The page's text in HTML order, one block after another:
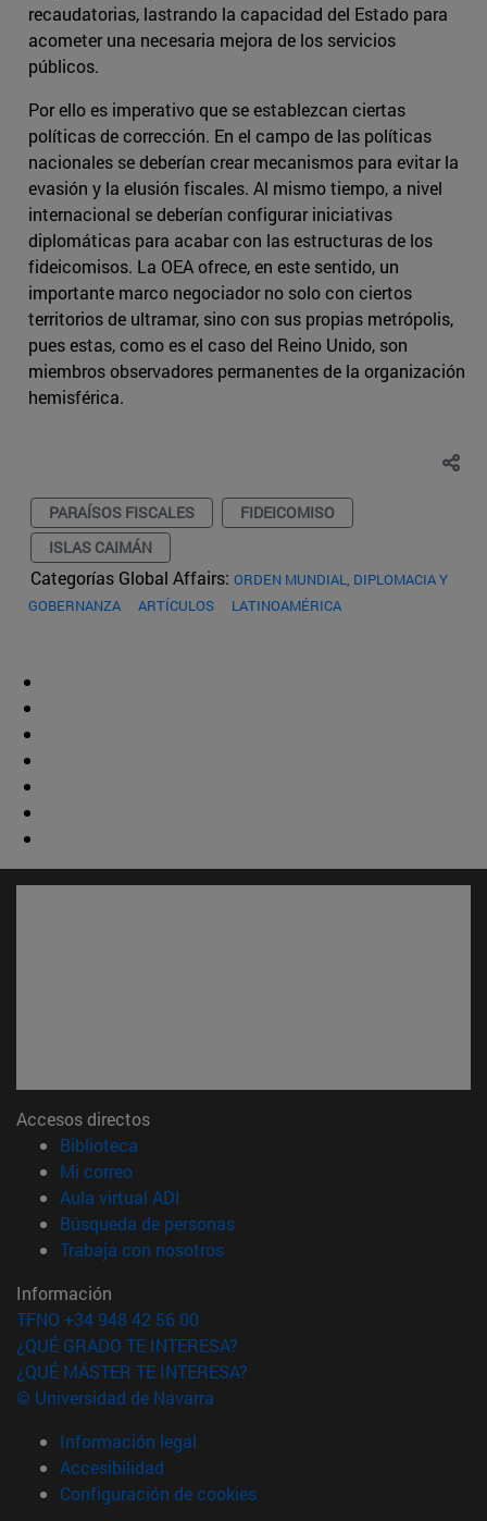
recaudatorias, lastrando la capacidad del Estado para
acometer una necesaria mejora de los servicios
públicos.
Por ello es imperativo que se establezcan ciertas
políticas de corrección. En el campo de las políticas
nacionales se deberían crear mecanismos para evitar la
evasión y la elusión fiscales. Al mismo tiempo, a nivel
internacional se deberían configurar iniciativas
diplomáticas para acabar con las estructuras de los
fideicomisos. La OEA ofrece, en este sentido, un
importante marco negociador no solo con ciertos
territorios de ultramar, sino con sus propias metrópolis,
pues estas, como es el caso del Reino Unido, son
miembros observadores permanentes de la organización
hemisférica.
PARAÍSOS FISCALES
FIDEICOMISO
ISLAS CAIMÁN
Categorías Global Affairs: ORDEN MUNDIAL, DIPLOMACIA Y
GOBERNANZA
ARTÍCULOS LATINOAMÉRICA
Accesos directos
Biblioteca
Mi correo(abre en nueva ventana)
Aula virtual ADI
Búsqueda de personas(abre en nueva ventana)
Trabaja con nosotros(abre en nueva ventana)
Información
TFNO +34 948 42 56 00
¿QUÉ GRADO TE INTERESA?
¿QUÉ MÁSTER TE INTERESA?
© Universidad de Navarra
Información legal
Accesibilidad
Configuración de cookies